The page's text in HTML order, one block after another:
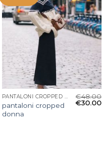
PANTALONI CROPPED DONNA
pantaloni cropped
donna
€48.00
€30.00